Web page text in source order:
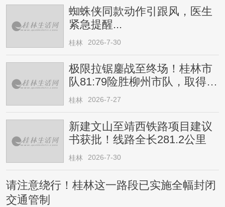
蜘蛛侠同款动作引跟风，医生
紧急提醒...
桂林 2026-7-30
极限拉锯鏖战至终场！桂林市
队81:79险胜柳州市队，取得四
连胜
桂林 2026-7-27
新建文山至靖西铁路项目建议
书获批！线路全长281.2公里
桂林 2026-7-30
请注意绕行！桂林这一路段已实施全幅封闭
交通管制